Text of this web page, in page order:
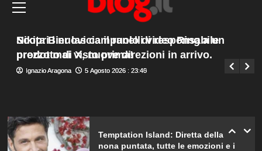
principale
con l’Italia rafforza ulteriormente il
partenariato strategico”
Giuseppe Recca 6 Agosto 2026 : 2:00
Scopri i nuovi campanelli video Ring a un
prezzo mai visto prima!
Ignazio Aragona 5 Agosto 2026 : 23:45
Nikita Bier lascia il ruolo di responsabile
prodotto di X, nuove direzioni in arrivo.
Ignazio Aragona 5 Agosto 2026 : 23:40
Hai notato il linguaggio attento di re
Carlo nell’annuncio della nascita di
Sabrina Soussi torna sui social:
Temptation Island: Diretta della
nona puntata, tutte le emozioni e i